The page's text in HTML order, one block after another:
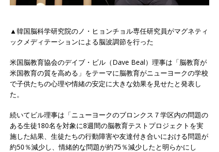
▲韓国脳科学研究院のノ・ヒョンチョル専任研究員がマグネティ
ックメディテーションによる脳波調節を行った
米国脳教育協会のデイブ・ビル（Dave Beal）理事は「脳教育が
米国教育の質を高める」をテーマに脳教育がニューヨークの学校
で子供たちの心理や情緒の安定に大きな効果を見せたと発表し
た。
続いてビル理事は「ニューヨークのブロンクス７学区内の問題の
ある生徒180名を対象に8週間の脳教育テストプロジェクトを実
施した結果、生徒たちの行動障害や友達付き合いにおける問題が
約50％減少し、情緒的な問題が約75％減少したと明らかにし